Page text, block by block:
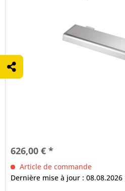
626,00 € *
Article de commande
Dernière mise à jour : 08.08.2026